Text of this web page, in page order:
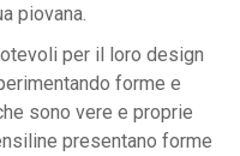
piovana.
per il loro design
forme e
sono vere e proprie
presentano forme